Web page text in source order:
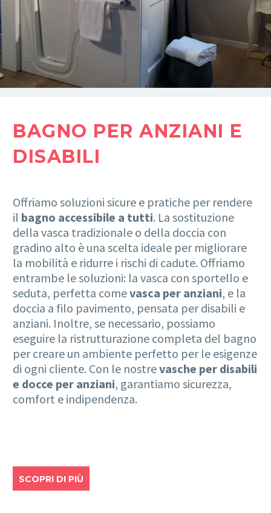
BAGNO PER ANZIANI E
DISABILI
Offriamo soluzioni sicure e pratiche per rendere
il bagno accessibile a tutti. La sostituzione
della vasca tradizionale o della doccia con
gradino alto è una scelta ideale per migliorare
la mobilità e ridurre i rischi di cadute. Offriamo
entrambe le soluzioni: la vasca con sportello e
seduta, perfetta comevasca per anziani, e la
doccia a filo pavimento, pensata per disabili e
anziani. Inoltre, se necessario, possiamo
eseguire la ristrutturazione completa del bagno
per creare un ambiente perfetto per le esigenze
di ogni cliente. Con le nostrevasche per disabili
e docce per anziani, garantiamo sicurezza,
comfort e indipendenza.
SCOPRI DI PIÙ